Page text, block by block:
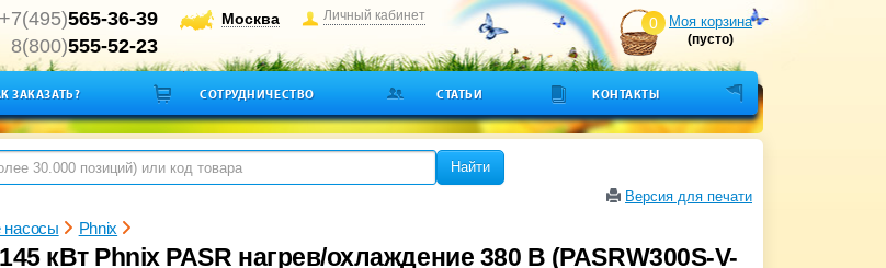
+7(495)565-36-39
8(800)555-52-23
Москва Личный кабинет 0 Моя корзина
(пусто)
ЗАКАЗАТЬ? СОТРУДНИЧЕСТВО СТАТЬИ КОНТАКТЫ
Найти
Версия для печати
насосы Phnix
кВт Phnix PASR нагрев/охлаждение 380 В (PASRW300S-V-